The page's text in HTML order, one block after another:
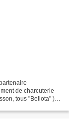
de charcuterie
tous "Bellota" )